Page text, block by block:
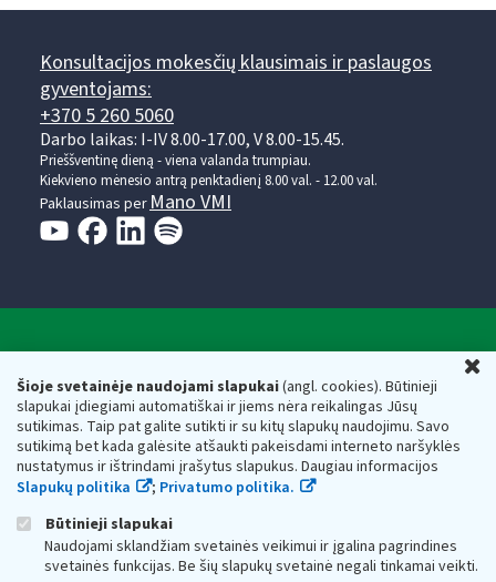
Šioje svetainėje naudojami slapukai(angl. cookies). Būtinieji
slapukai įdiegiami automatiškai ir jiems nėra reikalingas Jūsų
sutikimas. Taip pat galite sutikti ir su kitų slapukų naudojimu. Savo
sutikimą bet kada galėsite atšaukti pakeisdami interneto naršyklės
nustatymus ir ištrindami įrašytus slapukus. Daugiau informacijos
Slapukų politika
; Privatumo politika.
Būtinieji slapukai
Naudojami sklandžiam svetainės veikimui ir įgalina pagrindines
svetainės funkcijas. Be šių slapukų svetainė negali tinkamai veikti.
Konsultacijos mokesčių klausimais ir paslaugos
gyventojams:
+370 5 260 5060
Darbo laikas: I-IV 8.00-17.00, V 8.00-15.45.
Prieššventinę dieną - viena valanda trumpiau.
Kiekvieno mėnesio antrą penktadienį 8.00 val. - 12.00 val.
Paklausimas per Mano VMI
Respublikos finansų ministerijos
Biudžetinė įstaiga. Juridinio asmens kodas — 188659752,
adresas: Vasario 16-osios g. 14, 01107 Vilnius, Lietuva, el.paštas:
vmi@vmi.lt, E. pristatymo dėžutės adresas 188659752
Duomenys apie Valstybinę mokesčių inspekciją prie Lietuvos
Respublikos finansų ministerijos kaupiami ir saugomi Juridinių